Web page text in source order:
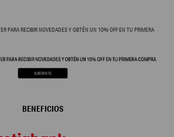
PARA RECIBIR NOVEDADES Y OBTÉN UN 10% OFF EN TU PRIMERA
BENEFICIOS